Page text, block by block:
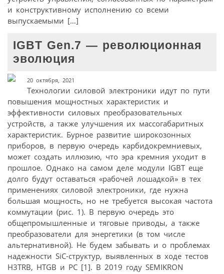
и конструктивному исполнению со всеми
выпускаемыми […]
IGBT Gen.7 — революционная
эволюция
20 октября, 2021
Технологии силовой электроники идут по пути
повышения мощностных характеристик и
эффективности силовых преобразовательных
устройств, а также улучшения их массогабаритных
характеристик. Бурное развитие широкозонных
приборов, в первую очередь карбидокремниевых,
может создать иллюзию, что эра кремния уходит в
прошлое. Однако на самом деле модули IGBT еще
долго будут оставаться «рабочей лошадкой» в тех
применениях силовой электроники, где нужна
большая мощность, но не требуется высокая частота
коммутации (рис. 1). В первую очередь это
общепромышленные и тяговые приводы, а также
преобразователи для энергетики (в том числе
альтернативной). Не будем забывать и о проблемах
надежности SiC-структур, выявленных в ходе тестов
H3TRB, HTGB и PC [1]. В 2019 году SEMIKRON